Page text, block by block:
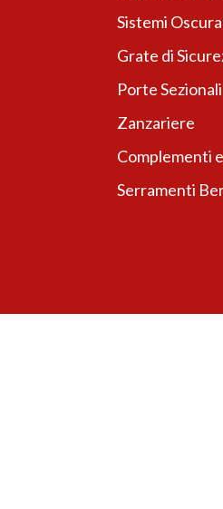
Sistemi
Grate di
Porte Sezionali
Zanzariere
Complementi
Serramenti